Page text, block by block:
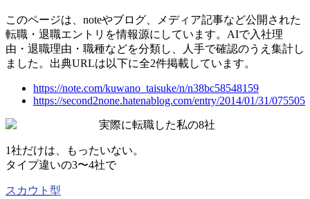
このページは、noteやブログ、メディア記事など公開された
転職・退職エントリを情報源にしています。AIで入社理
由・退職理由・職種などを分類し、人手で確認のうえ集計し
ました。出典URLは以下に全2件掲載しています。
https://note.com/kuwano_taisuke/n/n38bc58548159
https://second2none.hatenablog.com/entry/2014/01/31/075505
実際に転職した私の8社
1社だけは、もったいない。
タイプ違いの3〜4社で
スカウト型